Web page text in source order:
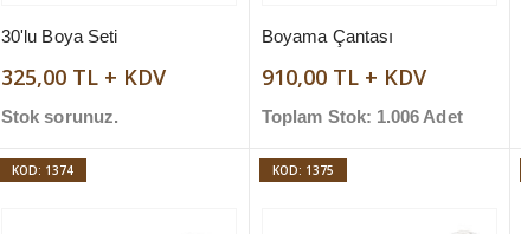
30'lu Boya Seti
325,00 TL + KDV
Stok sorunuz.
Boyama Çantası
910,00 TL + KDV
Toplam Stok: 1.006 Adet
KOD: 1374 KOD: 1375